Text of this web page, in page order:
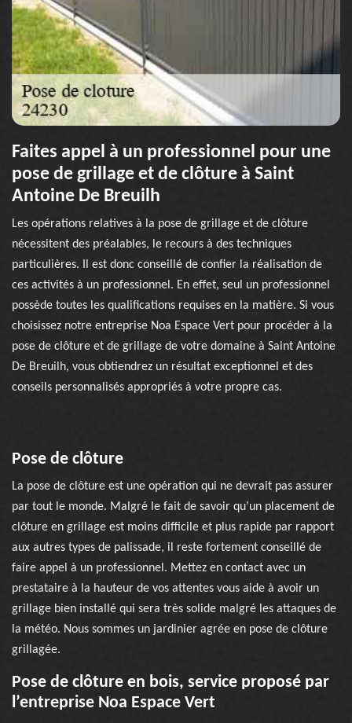
Faites appel à un professionnel pour une
pose de grillage et de clôture à Saint
Antoine De Breuilh
Les opérations relatives à la pose de grillage et de clôture
nécessitent des préalables, le recours à des techniques
particulières. Il est donc conseillé de confier la réalisation de
ces activités à un professionnel. En effet, seul un professionnel
possède toutes les qualifications requises en la matière. Si vous
choisissez notre entreprise Noa Espace Vert pour procéder à la
pose de clôture et de grillage de votre domaine à Saint Antoine
De Breuilh, vous obtiendrez un résultat exceptionnel et des
conseils personnalisés appropriés à votre propre cas.
Pose de clôture
La pose de clôture est une opération qui ne devrait pas assurer
par tout le monde. Malgré le fait de savoir qu’un placement de
clôture en grillage est moins difficile et plus rapide par rapport
aux autres types de palissade, il reste fortement conseillé de
faire appel à un professionnel. Mettez en contact avec un
prestataire à la hauteur de vos attentes vous aide à avoir un
grillage bien installé qui sera très solide malgré les attaques de
la météo. Nous sommes un jardinier agrée en pose de clôture
grillagée.
Pose de clôture en bois, service proposé par
l’entreprise Noa Espace Vert